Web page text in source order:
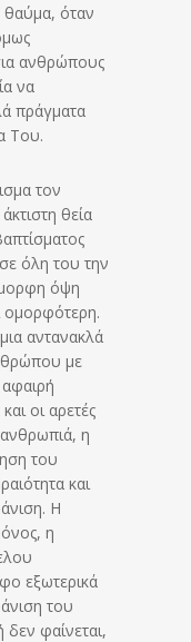
θαύμα, όταν
ανθρώπους
να
πράγματα
Του.
τον
θεία
όλη του την
όψη
ομορφότερη.
αντανακλά
με
οι αρετές
η
του
και
Η
η
εξωτερικά
του
φαίνεται,